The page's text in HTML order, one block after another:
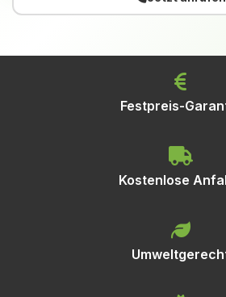
Festpreis-
Kostenlose